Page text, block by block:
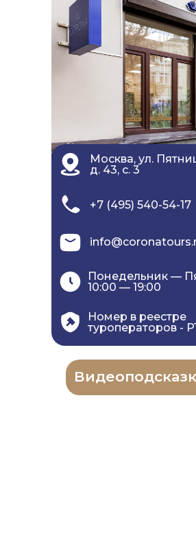
+7 (495) 540-54-17
Понедельник —
10:00 — 19:00
Номер в реестре
туроператоров -
Москва, ул.
д. 43, c. 3